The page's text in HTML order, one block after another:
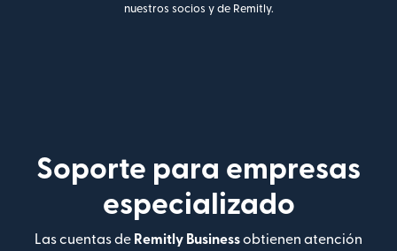
nuestros socios y de Remitly.
Soporte para empresas
especializado
Las cuentas de Remitly Businessobtienen atención